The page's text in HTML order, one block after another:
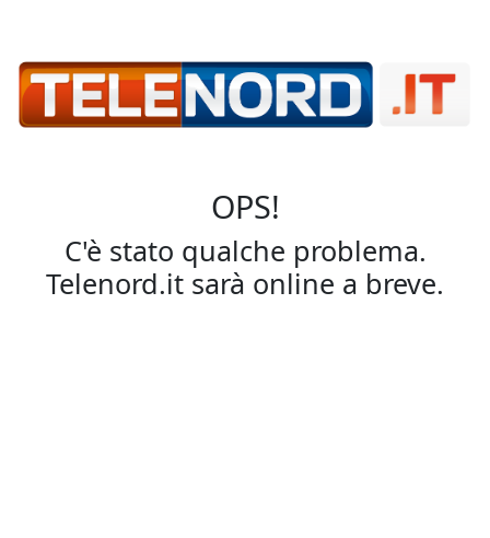
OPS!
C'è stato qualche problema.
Telenord.it sarà online a breve.